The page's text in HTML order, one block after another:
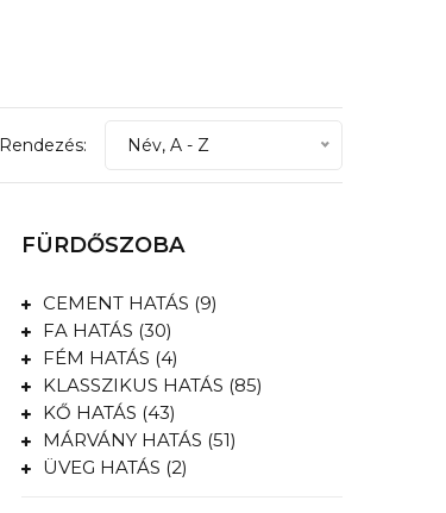
Rendezés: Név, A - Z
FÜRDŐSZOBA
CEMENT HATÁS (9)
FA HATÁS (30)
FÉM HATÁS (4)
KLASSZIKUS HATÁS (85)
KŐ HATÁS (43)
MÁRVÁNY HATÁS (51)
ÜVEG HATÁS (2)